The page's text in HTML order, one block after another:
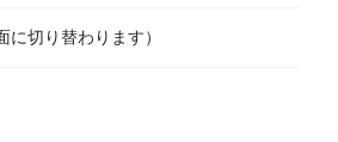
切り替わります）